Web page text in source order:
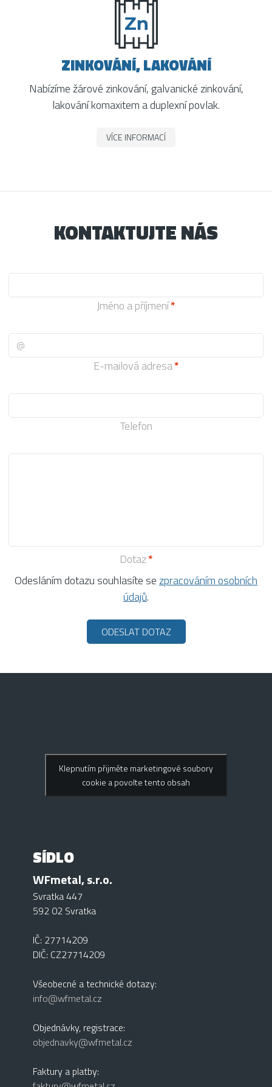
ZINKOVÁNÍ, LAKOVÁNÍ
Nabízíme žárové zinkování, galvanické zinkování,
lakování komaxitem a duplexní povlak.
VÍCE INFORMACÍ
KONTAKTUJTE NÁS
Jméno a příjmení
E-mailová adresa
Telefon
Dotaz
Odesláním dotazu souhlasíte se zpracováním osobních
údajů.
Klepnutím přijměte marketingové soubory
cookie a povolte tento obsah
SÍDLO
WFmetal, s.r.o.
Svratka 447
592 02 Svratka
IČ: 27714209
DIČ: CZ27714209
Všeobecné a technické dotazy:
info@wfmetal.cz
Objednávky, registrace:
objednavky@wfmetal.cz
Faktury a platby: